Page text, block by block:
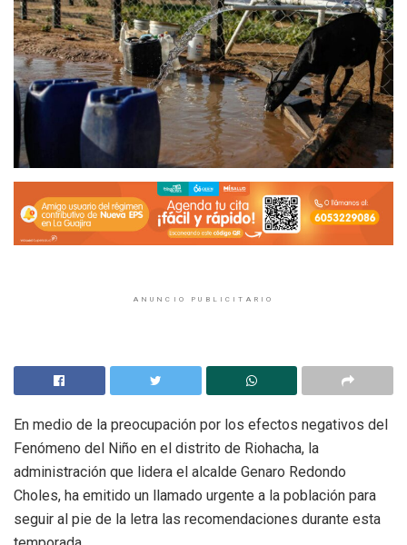
ANUNCIO PUBLICITARIO
En medio de la preocupación por los efectos negativos del
Fenómeno del Niño en el distrito de Riohacha, la
administración que lidera el alcalde Genaro Redondo
Choles, ha emitido un llamado urgente a la población para
seguir al pie de la letra las recomendaciones durante esta